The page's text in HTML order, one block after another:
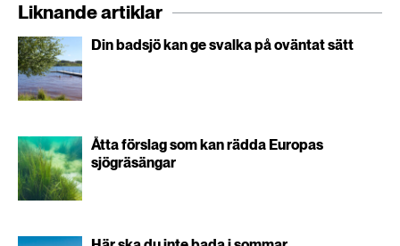
Liknande artiklar
Din badsjö kan ge svalka på oväntat sätt
Åtta förslag som kan rädda Europas
sjögräsängar